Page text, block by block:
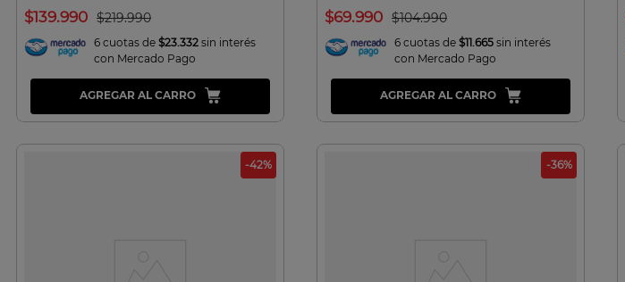
$219.990
$139.990
6 cuotas de $23.332 sin interés
con Mercado Pago
AGREGAR AL CARRO
$104.990
$69.990
6 cuotas de $11.665 sin interés
con Mercado Pago
AGREGAR AL CARRO
-42% -36%